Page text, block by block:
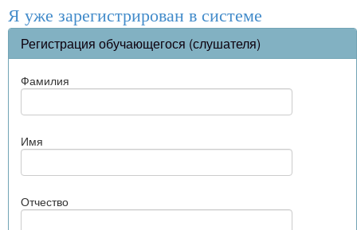
Я уже зарегистрирован в системе
Регистрация обучающегося (слушателя)
Фамилия
Имя
Отчество